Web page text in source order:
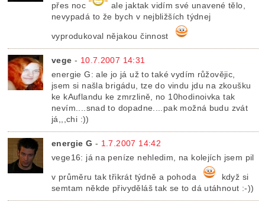
přes noc
ale jaktak vidím své unavené tělo,
nevypadá to že bych v nejbližších týdnej
vyprodukoval nějakou činnost
vege - 10.7.2007 14:31
energie G: ale jo já už to také vydím růžovějic,
jsem si našla brigádu, tze do vindu jdu na zkoušku
ke kAuflandu ke zmrzlině, no 10hodinoivka tak
nevím....snad to dopadne....pak možná budu zvát
já,,,chi :))
energie G - 1.7.2007 14:42
vege16: já na peníze nehledim, na kolejích jsem pil
v průměru tak třikrát týdně a pohoda
když si
semtam někde přivyděláš tak se to dá utáhnout :-))